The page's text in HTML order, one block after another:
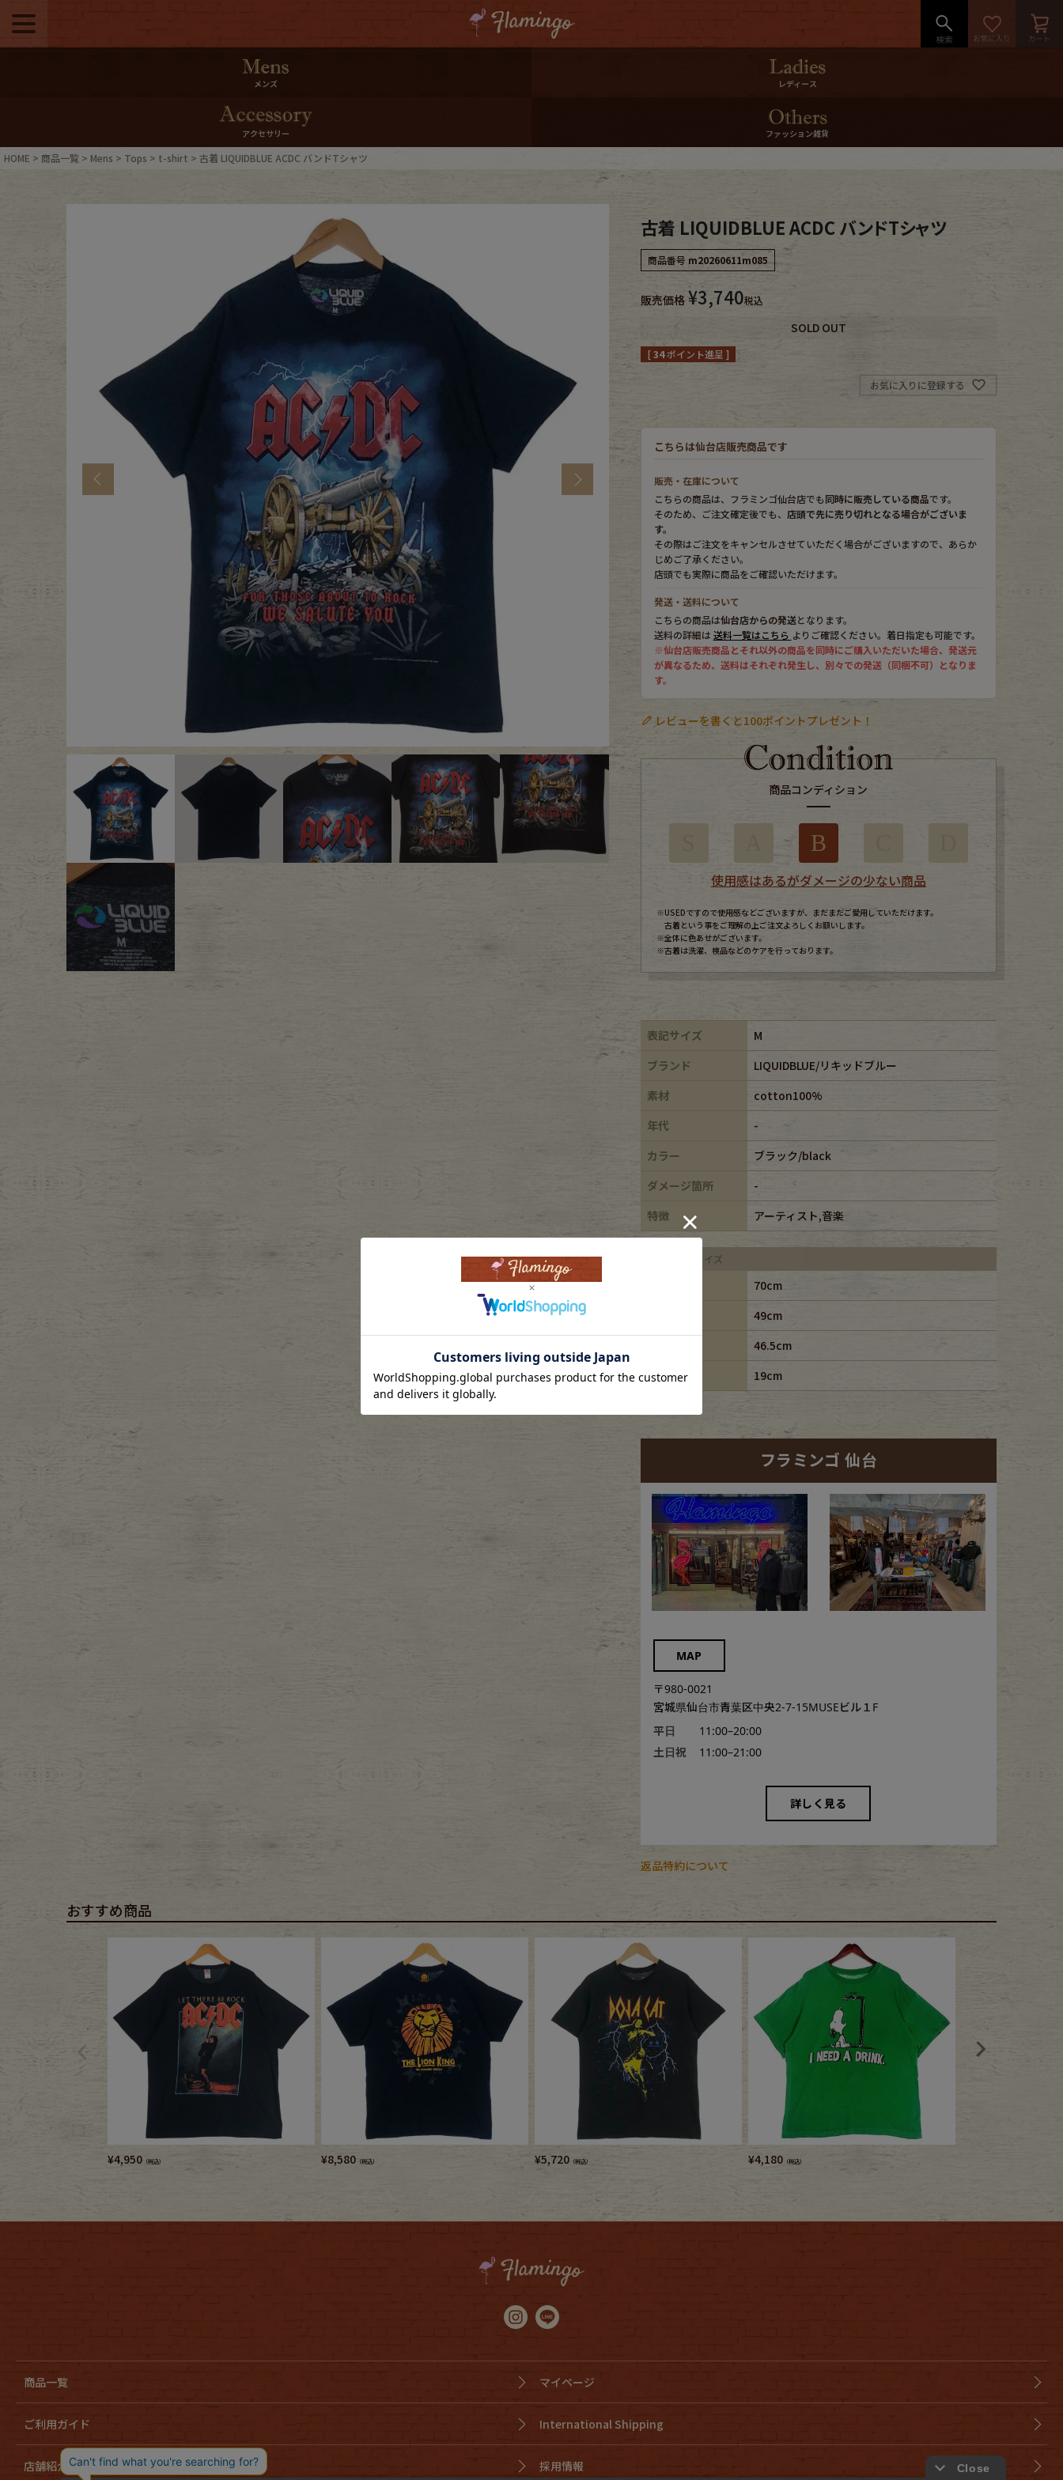
500pt＆10％Offクーポンプレゼント
ログイン・会員登録 LINE ID連携
International Shipping
店舗紹介 特集一覧
スタッフコーディネート
年代から探す 古着卸DOCK
メンズ商品カテゴリーから探す
Outer
Fafatt
レディース商品カテゴリーから探す
Fafatt Kidswear
小物・アクセサリーから探す
Eye Wear
Bag
メンズ レディース
アクセサリー ファッション雑貨
HOME 商品一覧 Mens Tops t-shirt 古着 LIQUIDBLUE ACDC バンドTシャツ
古着 LIQUIDBLUE ACDC バンドTシャツ
商品番号 m20260611m085
販売価格 ¥3,740税込
SOLD OUT
[34ポイント進呈 ]
お気に入りに登録する
こちらは仙台店販売商品です
販売・在庫について
こちらの商品は、フラミンゴ仙台店でも同時に販売している商品です。
そのため、ご注文確定後でも、 店頭で先に売り切れとなる場合がございま
す。
その際はご注文をキャンセルさせていただく場合がございますので、あらか
じめご了承ください。
店頭でも実際に商品をご確認いただけます。
発送・送料について
こちらの商品は仙台店からの発送となります。
送料の詳細は 送料一覧はこちら よりご確認ください。着日指定も可能です。
※仙台店販売商品とそれ以外の商品を同時にご購入いただいた場合、発送元
が異なるため、送料はそれぞれ発生し、別々での発送（同梱不可）となりま
す。
レビューを書くと100ポイントプレゼント！
商品コンディション
B
使用感はあるがダメージの少ない商品
※USEDですので使用感などございますが、まだまだご愛用していただけます。
古着という事をご理解の上ご注文よろしくお願いします。
※全体に色あせがございます。
※古着は洗濯、検品などのケアを行っております。
表記サイズ
M
ブランド
LIQUIDBLUE/リキッドブルー
素材
cotton100%
年代
-
カラー
ブラック/black
ダメージ箇所
-
特徴
アーティスト,音楽
平置き実寸サイズ
70cm
49cm
46.5cm
袖丈
19cm
フラミンゴ 仙台
MAP
〒980-0021
宮城県仙台市青葉区中央2-7-15MUSEビル１F
平日
11:00–20:00
土日祝
11:00–21:00
詳しく見る
返品特約について
おすすめ商品
¥4,950 （税込） ¥8,580 （税込） ¥5,720 （税込） ¥4,180 （税込）
商品一覧 マイページ
ご利用ガイド International Shipping
店舗紹介 採用情報